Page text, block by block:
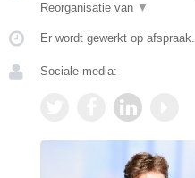
Reorganisatie van ▼
Er wordt gewerkt op afspraak.
Sociale media: